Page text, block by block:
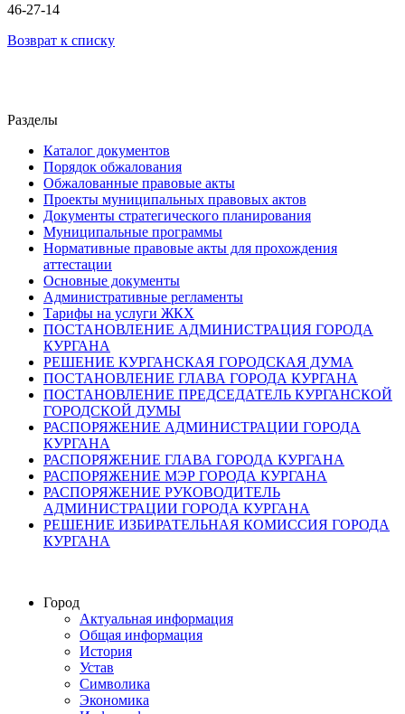
46-27-14
Возврат к списку
Разделы
Каталог документов
Порядок обжалования
Обжалованные правовые акты
Проекты муниципальных правовых актов
Документы стратегического планирования
Муниципальные программы
Нормативные правовые акты для прохождения
аттестации
Основные документы
Административные регламенты
Тарифы на услуги ЖКХ
ПОСТАНОВЛЕНИЕ АДМИНИСТРАЦИЯ ГОРОДА
КУРГАНА
РЕШЕНИЕ КУРГАНСКАЯ ГОРОДСКАЯ ДУМА
ПОСТАНОВЛЕНИЕ ГЛАВА ГОРОДА КУРГАНА
ПОСТАНОВЛЕНИЕ ПРЕДСЕДАТЕЛЬ КУРГАНСКОЙ
ГОРОДСКОЙ ДУМЫ
РАСПОРЯЖЕНИЕ АДМИНИСТРАЦИИ ГОРОДА
КУРГАНА
РАСПОРЯЖЕНИЕ ГЛАВА ГОРОДА КУРГАНА
РАСПОРЯЖЕНИЕ МЭР ГОРОДА КУРГАНА
РАСПОРЯЖЕНИЕ РУКОВОДИТЕЛЬ
АДМИНИСТРАЦИИ ГОРОДА КУРГАНА
РЕШЕНИЕ ИЗБИРАТЕЛЬНАЯ КОМИССИЯ ГОРОДА
КУРГАНА
Город
Актуальная информация
Общая информация
История
Устав
Символика
Экономика